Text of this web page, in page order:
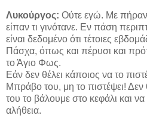
Λυκούργος: Ούτε εγώ. Με
είπαν τι γινότανε. Εν πάση
είναι δεδομένο ότι τέτοιες
Πάσχα, όπως και πέρυσι και
το Άγιο Φως.
Εάν δεν θέλει κάποιος να το
Μπράβο του, μη το πιστέψει! Δεν
του το βάλουμε στο κεφάλι και να
αλήθεια.